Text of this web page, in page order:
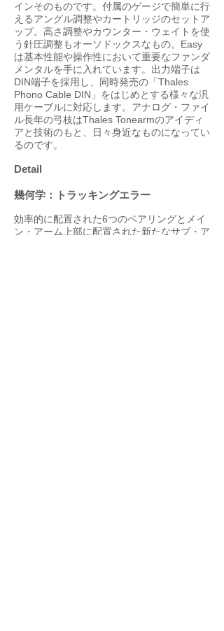
インそのものです。付属のゲージで簡単に行
えるアングル調整やカートリッジのセットア
ップ。高さ調整やカウンター・ウェイトを使
う針圧調整もオーソドックスなもの。Easy
は基本性能や操作性において重要なファンダ
メンタルを手に入れています。出力端子は
DIN端子を採用し、同時発売の「Thales
Phono Cable DIN」をはじめとする様々な汎
用ケーブルに対応します。アナログ・ファイ
ル長年の弓枝はThales Tonearmのアイディ
アと技術のもと、日々身近なものになってい
るのです。
Detail
幾何学：トラッキングエラー
効率的に配置された6つのベアリングとメイ
ン・アーム上部に配置された新たなサブ・ア